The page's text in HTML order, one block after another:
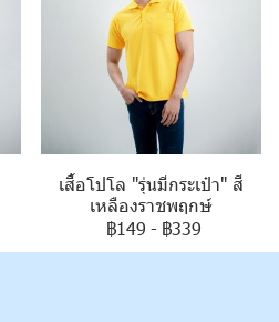
เสื้อโปโล "รุ่นมีกระเป๋า" สี
เหลืองราชพฤกษ์
฿149 - ฿339